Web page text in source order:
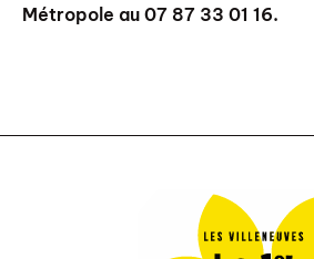
Métropole au 07 87 33 01 16.